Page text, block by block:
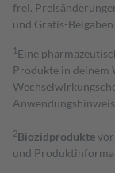
frei.
und Gratis-
1 Eine
Produkte in deinem
2Biozidprodukte
und